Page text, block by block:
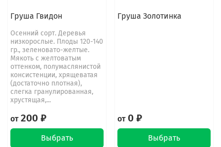
Груша Гвидон
Осенний сорт. Деревья
низкорослые. Плоды 120-140
гр., зеленовато-желтые.
Мякоть с желтоватым
оттенком, полумаслянистой
консистенции, хрящеватая
(достаточно плотная),
слегка гранулированная,
хрустящая,...
от200 ₽
Выбрать
Груша Золотинка
от0 ₽
Выбрать